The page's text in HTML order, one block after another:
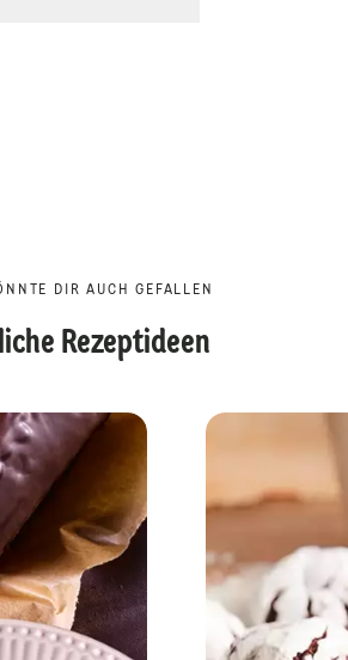
DIR AUCH GEFALLEN
Rezeptideen